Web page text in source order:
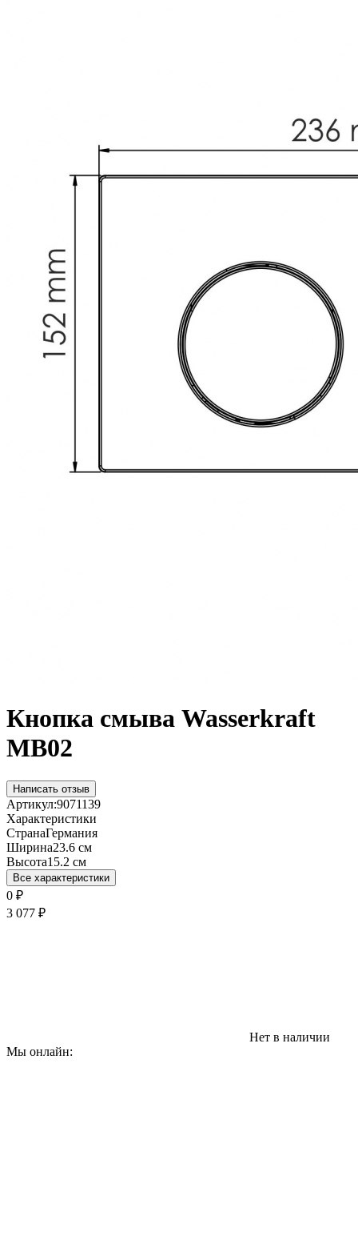
Кнопка смыва Wasserkraft
MB02
Написать отзыв
Артикул:9071139
Характеристики
СтранаГермания
Ширина23.6 см
Высота15.2 см
Все характеристики
0 ₽
3 077 ₽
Нет в наличии
Мы онлайн: